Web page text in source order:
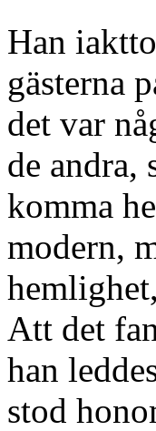
Han
gästerna
det var
de andra,
komma
modern,
Att det
han
stod